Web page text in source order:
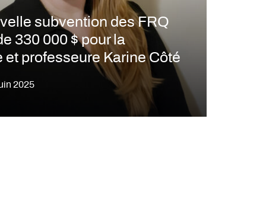
subvention des FRQ
330 000 $ pour la
et professeure Karine Côté
2025